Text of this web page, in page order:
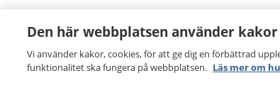
Den här webbplatsen använder kakor
Vi använder kakor, cookies, för att ge dig en förbättrad
funktionalitet ska fungera på webbplatsen. Läs mer om